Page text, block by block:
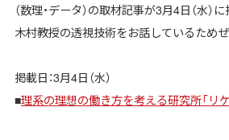
（数理・データ）の取材記事が3月4日（水）
木村教授の透視技術をお話しているためぜ
掲載日：3月4日（水）
■理系の理想の働き方を考える研究所「リケ